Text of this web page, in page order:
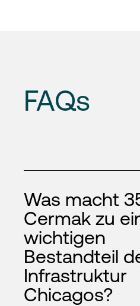
FAQs
Was macht
Cermak zu
wichtigen
Bestandteil
Infrastruktur
Chicagos?